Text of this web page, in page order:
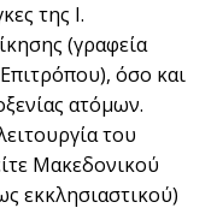
της Ι.
(γραφεία
όσο και
ατόμων.
του
Μακεδονικού
εκκλησιαστικού)